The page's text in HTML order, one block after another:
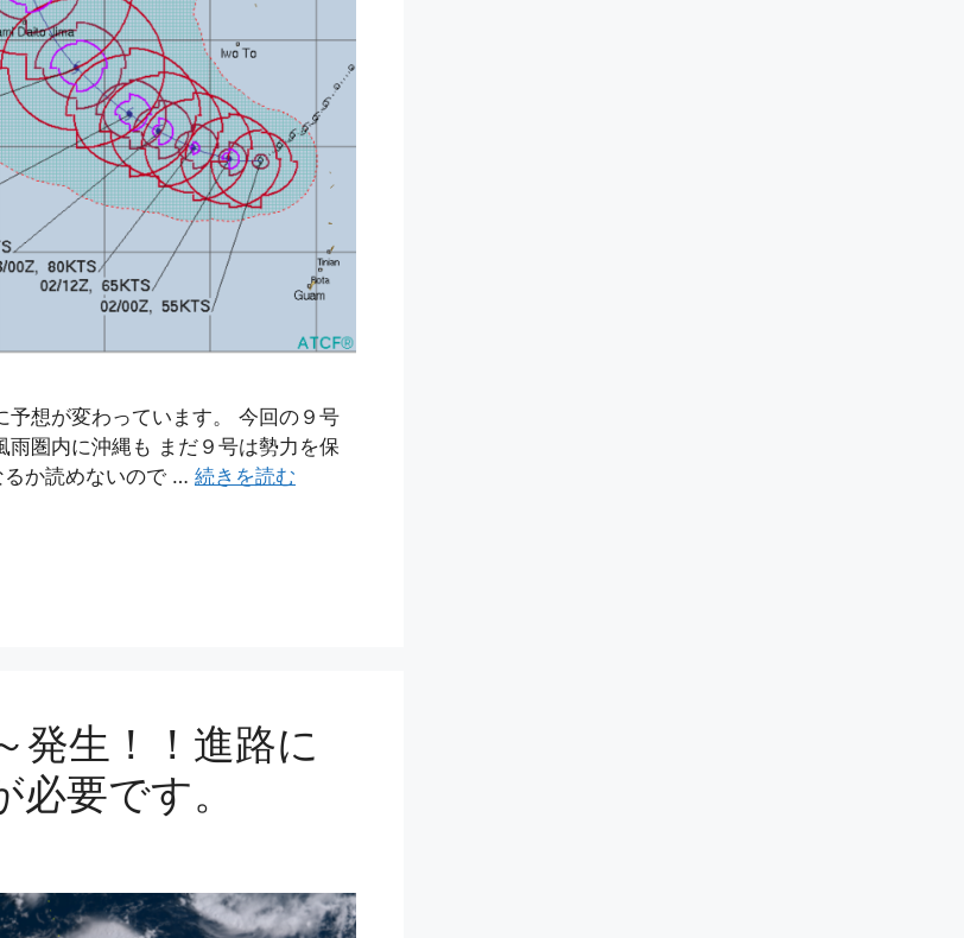
想が変わっています。 今回の９号
圏内に沖縄も まだ９号は勢力を保
るか読めないので … 続きを読む
発生！！進路に
要です。